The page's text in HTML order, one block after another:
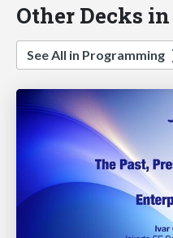
Other Decks
See All in Programming